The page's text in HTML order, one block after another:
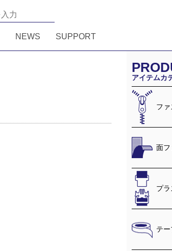
NEWS SUPPORT
アイテムカ
フ
面フ
プ
テー